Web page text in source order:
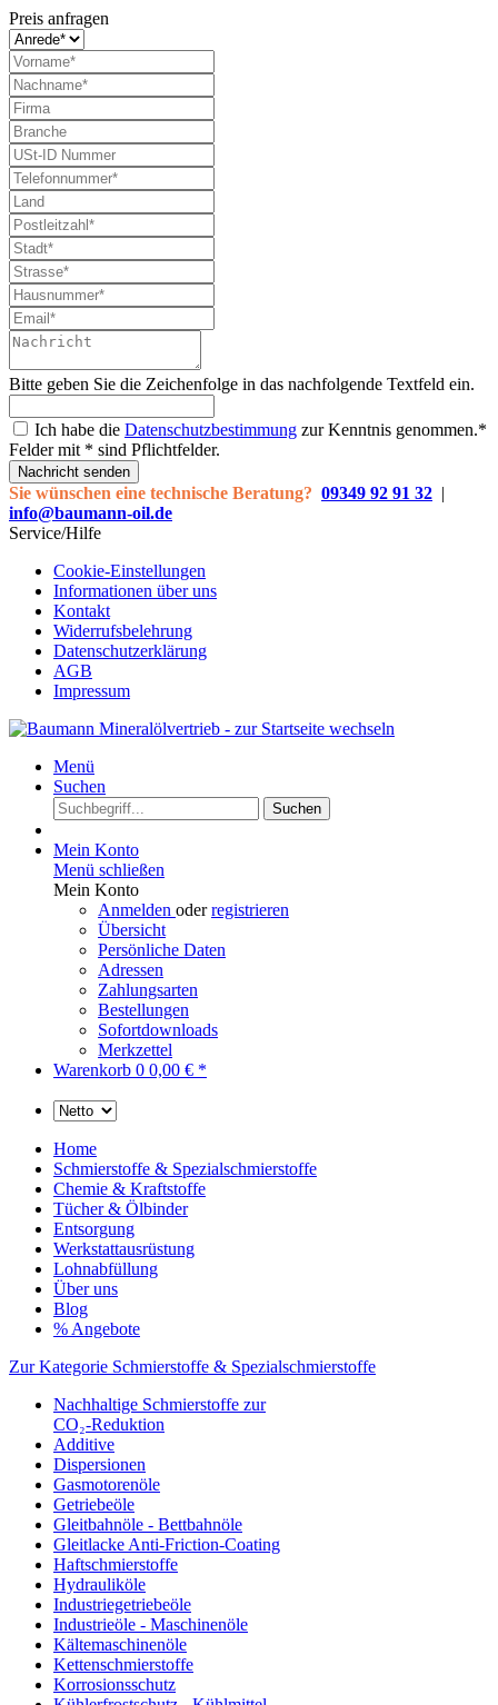
Preis anfragen
Bitte geben Sie die Zeichenfolge in das nachfolgende Textfeld ein.
Ich habe die Datenschutzbestimmung zur Kenntnis genommen.*
Felder mit * sind Pflichtfelder.
Nachricht senden
Sie wünschen eine technische Beratung? 09349 92 91 32 |
info@baumann-oil.de
Service/Hilfe
Cookie-Einstellungen
Informationen über uns
Kontakt
Widerrufsbelehrung
Datenschutzerklärung
AGB
Impressum
Menü
Suchen
Suchen
Mein Konto
Menü schließen
Mein Konto
Anmelden oderregistrieren
Übersicht
Persönliche Daten
Adressen
Zahlungsarten
Bestellungen
Sofortdownloads
Merkzettel
Warenkorb 0 0,00 € *
Home
Schmierstoffe & Spezialschmierstoffe
Chemie & Kraftstoffe
Tücher & Ölbinder
Entsorgung
Werkstattausrüstung
Lohnabfüllung
Über uns
Blog
% Angebote
Zur Kategorie Schmierstoffe & Spezialschmierstoffe
Nachhaltige Schmierstoffe zur
CO₂-Reduktion
Additive
Dispersionen
Gasmotorenöle
Getriebeöle
Gleitbahnöle - Bettbahnöle
Gleitlacke Anti-Friction-Coating
Haftschmierstoffe
Hydrauliköle
Industriegetriebeöle
Industrieöle - Maschinenöle
Kältemaschinenöle
Kettenschmierstoffe
Korrosionsschutz